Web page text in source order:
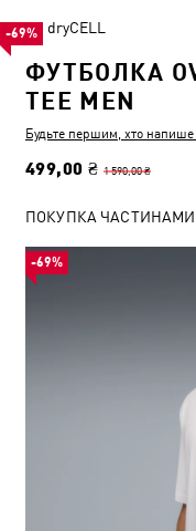
dryCELL
ФУТБОЛКА
TEE MEN
Будьте першим, хто напише
499,00 ₴ 1 590,00 ₴
-69%
ПОКУПКА ЧАСТИНАМИ
-69%